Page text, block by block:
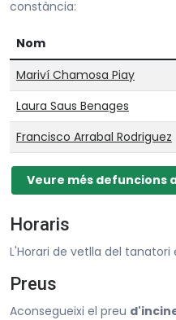
constància:
Nom
Mariví Chamosa Piay
Laura Saus Benages
Francisco Arrabal Rodriguez
Veure més defuncions
Horaris
L'Horari de vetlla del tanatori
Preus
Aconsegueixi el preu